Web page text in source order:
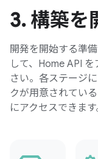
3. 構築を
開発を開始する準
して、Home API
さい。各ステージ
クが用意されてい
にアクセスできます